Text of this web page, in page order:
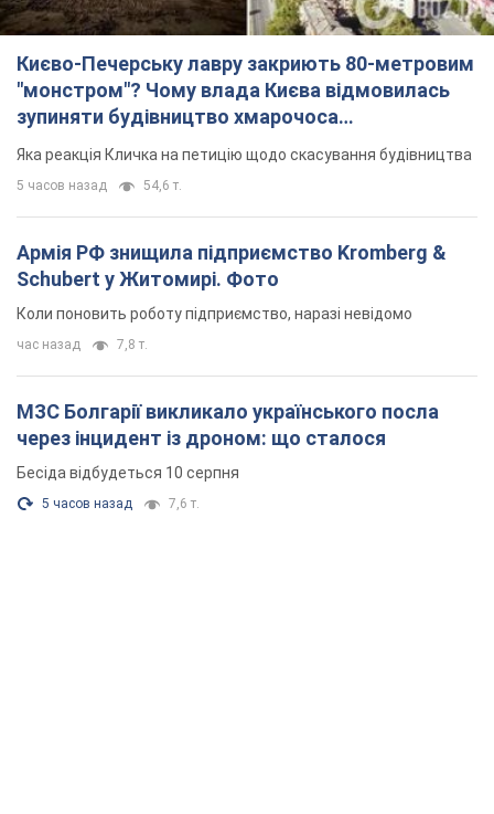
Києво-Печерську лавру закриють 80-метровим
"монстром"? Чому влада Києва відмовилась
зупиняти будівництво хмарочоса
"московського вірянина"
Яка реакція Кличка на петицію щодо скасування будівництва
5 часов назад 54,6 т.
Армія РФ знищила підприємство Kromberg &
Schubert у Житомирі. Фото
Коли поновить роботу підприємство, наразі невідомо
час назад 7,8 т.
МЗС Болгарії викликало українського посла
через інцидент із дроном: що сталося
Бесіда відбудеться 10 серпня
5 часов назад 7,6 т.